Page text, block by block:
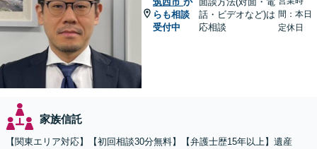
らも相談
受付中
話・ビデオなど)は
応相談
間：本日
定休日
家族信託
【関東エリア対応】【初回相談30分無料】【弁護士歴15年以上】遺産